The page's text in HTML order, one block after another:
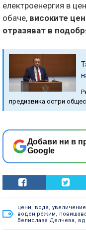
електроенергия в
обаче, високите
отразяват в
предизвика остри
Добави ни в
Google
цени, вода, увеличение
воден режим,
Велислава Делчева,